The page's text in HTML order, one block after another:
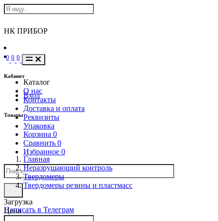
НК ПРИБОР
Кабинет
Вход
Товары
Корзина 0
Сравнить 0
Избранное 0
Написать в Телеграм
0 0 0
Каталог
О нас
Контакты
Доставка и оплата
Реквизиты
Упаковка
Главная
Неразрушающий контроль
Твердомеры
Твердомеры резины и пластмасс
Загрузка
Цена